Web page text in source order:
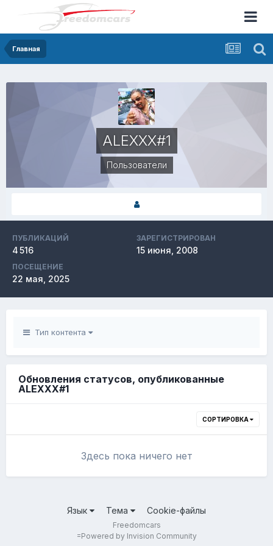
Главная
ALEXXX#1
Пользователи
ПУБЛИКАЦИЙ
4 516
ЗАРЕГИСТРИРОВАН
15 июня, 2008
ПОСЕЩЕНИЕ
22 мая, 2025
Тип контента
Обновления статусов, опубликованные
ALEXXX#1
СОРТИРОВКА
Здесь пока ничего нет
Язык Тема Cookie-файлы
Freedomcars
=Powered by Invision Community